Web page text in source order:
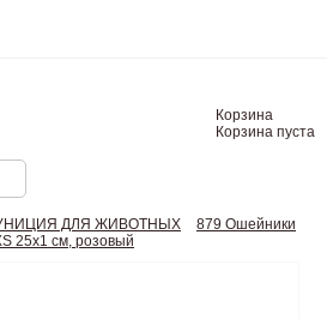
Корзина
Корзина пуста
ДЛЯ ЖИВОТНЫХ
879 Ошейники
25х1 см, розовый